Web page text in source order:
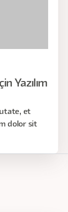
Yazılım
et
dolor sit